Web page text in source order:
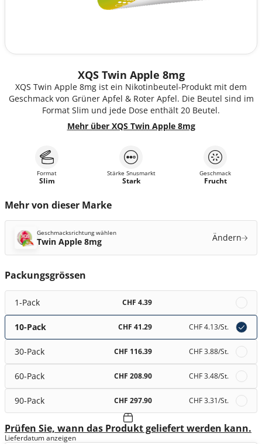
XQS Twin Apple 8mg
XQS Twin Apple 8mg ist ein Nikotinbeutel-Produkt mit dem
Geschmack von Grüner Apfel & Roter Apfel. Die Beutel sind im
Format Slim und jede Dose enthält 20 Beutel.
Mehr über XQS Twin Apple 8mg
Format
Slim
Stärke Snusmarkt
Stark
Geschmack
Frucht
Mehr von dieser Marke
Geschmacksrichtung wählen
Twin Apple 8mg Ändern
Packungsgrössen
1-Pack CHF 4.39
10-Pack CHF 41.29 CHF 4.13/St.
30-Pack CHF 116.39 CHF 3.88/St.
60-Pack CHF 208.90 CHF 3.48/St.
90-Pack CHF 297.90 CHF 3.31/St.
Prüfen Sie, wann das Produkt geliefert werden kann.
Lieferdatum anzeigen